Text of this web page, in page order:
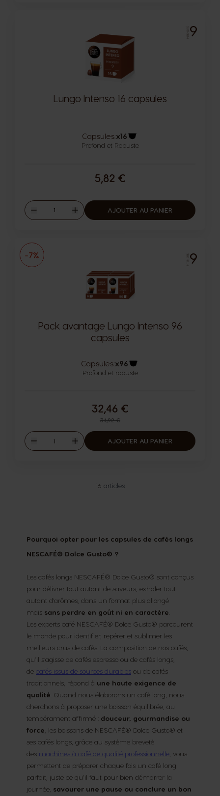
INTENSITÉ9
Lungo Intenso 16 capsules
Capsules:x16
Icône capsules
Profond et Robuste
5,82 €
Diminuer
Quantité
Augmenter
AJOUTER AU PANIER
-7% INTENSITÉ9
Pack avantage Lungo Intenso 96
capsules
Capsules:x96
Icône capsules
Profond et robuste
Prix normal
34,92 €
32,46 €
Diminuer
Quantité
Augmenter
AJOUTER AU PANIER
16 articles
Pourquoi opter pour les capsules de cafés longs
NESCAFÉ® Dolce Gusto® ?
Les cafés longs NESCAFÉ® Dolce Gusto® sont conçus
pour délivrer tout autant de saveurs, exhaler tout
autant d’arômes, dans un format plus allongé
mais sans perdre en goût ni en caractère
Les experts café NESCAFÉ® Dolce Gusto® parcourent
le monde pour identifier, repérer et sublimer les
meilleurs crus de cafés. La composition de nos cafés,
qu’il s’agisse de cafés espresso ou de cafés longs,
de cafés issus de sources durables ou de cafés
traditionnels, répond à une haute exigence de
qualité . Quand nous élaborons un café long, nous
cherchons à proposer une boisson équilibrée, au
tempérament affirmé : douceur, gourmandise ou
force , les boissons de NESCAFÉ® Dolce Gusto® et
ses cafés longs, grâce au système breveté
des machines à café de qualité professionnelle , vous
permettent de préparer chaque fois un café long
parfait, juste ce qu’il faut pour bien démarrer la
journée, savourer une pause ou conclure un bon